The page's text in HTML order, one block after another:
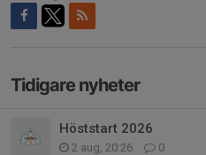
Tidigare nyheter
Höststart 2026
2 aug, 20:26 0